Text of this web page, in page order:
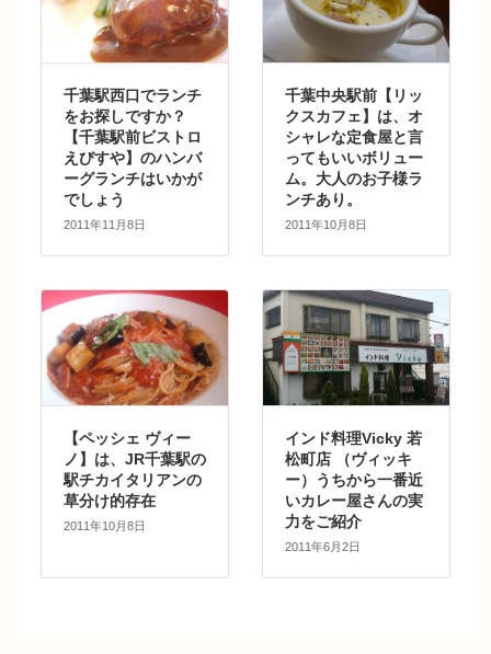
千葉駅西口でランチ
をお探しですか？
【千葉駅前ビストロ
えびすや】のハンバ
ーグランチはいかが
でしょう
2011年11月8日
千葉中央駅前【リッ
クスカフェ】は、オ
シャレな定食屋と言
ってもいいボリュー
ム。大人のお子様ラ
ンチあり。
2011年10月8日
【ペッシェ ヴィー
ノ】は、JR千葉駅の
駅チカイタリアンの
草分け的存在
2011年10月8日
インド料理Vicky 若
松町店 （ヴィッキ
ー）うちから一番近
いカレー屋さんの実
力をご紹介
2011年6月2日